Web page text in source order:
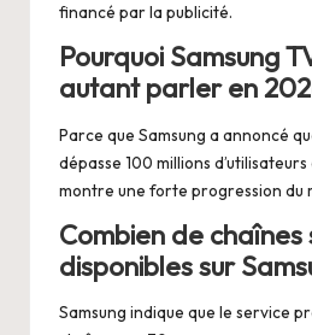
financé par la publicité.
Pourquoi Samsung
autant parler en
Parce que Samsung a annoncé
dépasse 100 millions
montre une forte progression du
Combien de chaînes
disponibles sur
Samsung indique que le service